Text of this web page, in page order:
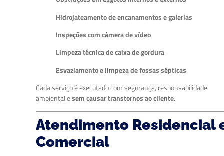
Hidrojateamento de encanamentos e galerias
Inspeções com câmera de vídeo
Limpeza técnica de caixa de gordura
Esvaziamento e limpeza de fossas sépticas
Cada serviço é executado com segurança, responsabilidade
ambiental esem causar transtornos ao cliente.
Atendimento Residencial
Comercial